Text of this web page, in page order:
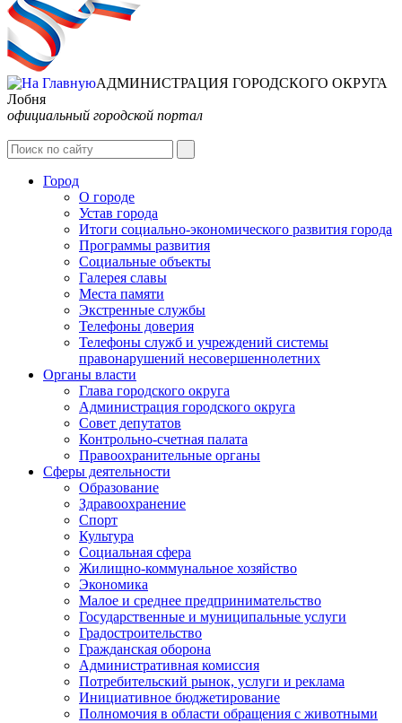
АДМИНИСТРАЦИЯ ГОРОДСКОГО ОКРУГА
Лобня
официальный городской портал
Город
О городе
Устав города
Итоги социально-экономического развития города
Программы развития
Социальные объекты
Галерея славы
Места памяти
Экстренные службы
Телефоны доверия
Телефоны служб и учреждений системы
правонарушений несовершеннолетних
Органы власти
Глава городского округа
Администрация городcкого округа
Совет депутатов
Контрольно-счетная палата
Правоохранительные органы
Сферы деятельности
Образование
Здравоохранение
Спорт
Культура
Социальная сфера
Жилищно-коммунальное хозяйство
Экономика
Малое и среднее предпринимательство
Государственные и муниципальные услуги
Градостроительство
Гражданская оборона
Административная комиссия
Потребительский рынок, услуги и реклама
Инициативное бюджетирование
Полномочия в области обращения с животными